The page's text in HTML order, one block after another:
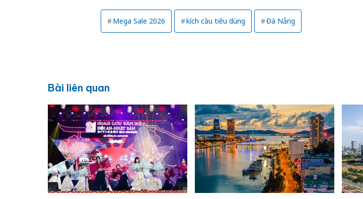
Mega Sale 2026 kích cầu tiêu dùng Đà Nẵng
Bài liên quan